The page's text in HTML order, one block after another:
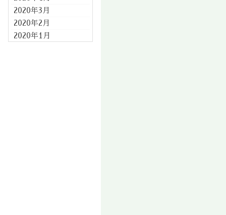
2020年3月
2020年2月
2020年1月